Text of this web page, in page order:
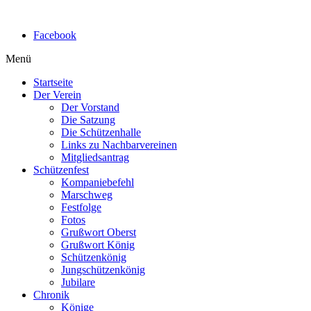
Facebook
Menü
Startseite
Der Verein
Der Vorstand
Die Satzung
Die Schützenhalle
Links zu Nachbarvereinen
Mitgliedsantrag
Schützenfest
Kompaniebefehl
Marschweg
Festfolge
Fotos
Grußwort Oberst
Grußwort König
Schützenkönig
Jungschützenkönig
Jubilare
Chronik
Könige